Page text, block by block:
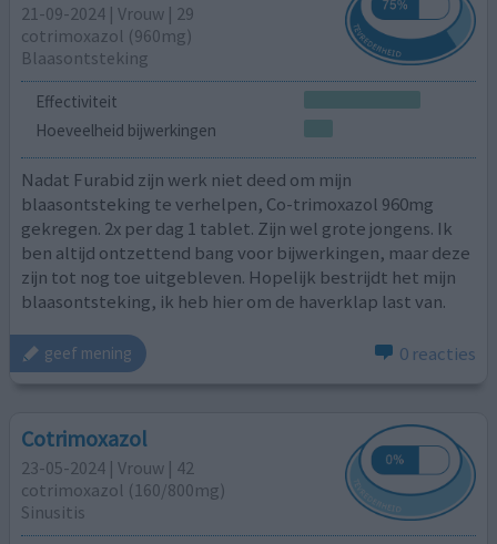
21-09-2024 | Vrouw | 29
cotrimoxazol (960mg)
Blaasontsteking
Effectiviteit
Hoeveelheid bijwerkingen
Nadat Furabid zijn werk niet deed om mijn
blaasontsteking te verhelpen, Co-trimoxazol 960mg
gekregen. 2x per dag 1 tablet. Zijn wel grote jongens. Ik
ben altijd ontzettend bang voor bijwerkingen, maar deze
zijn tot nog toe uitgebleven. Hopelijk bestrijdt het mijn
blaasontsteking, ik heb hier om de haverklap last van.
geef mening 0 reacties
Cotrimoxazol
23-05-2024 | Vrouw | 42
cotrimoxazol (160/800mg)
Sinusitis